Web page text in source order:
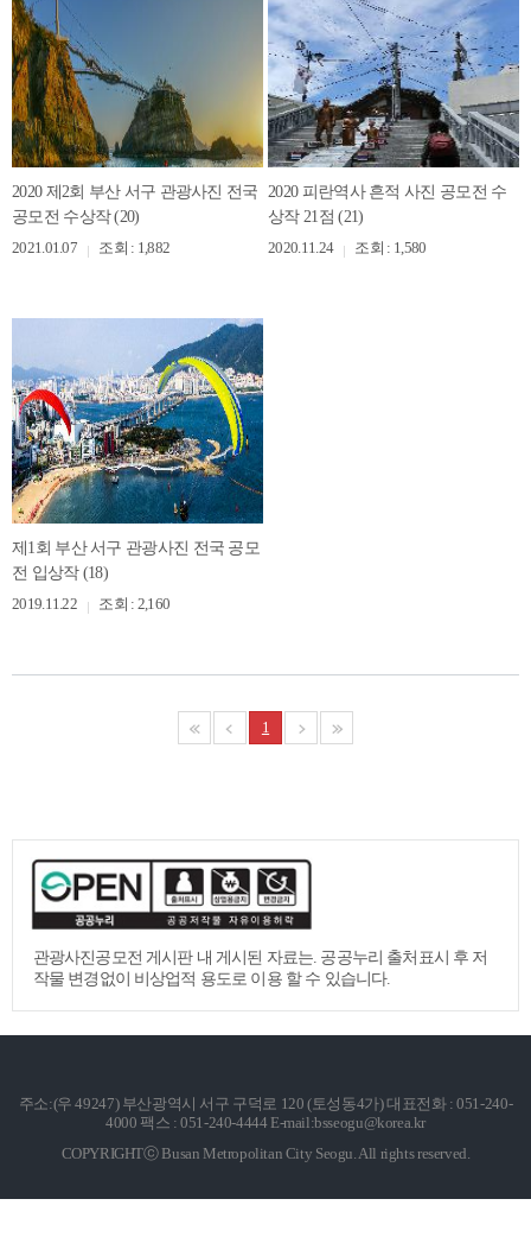
2020 제2회 부산 서구 관광사진 전국
공모전 수상작 (20)
2021.01.07
조회 : 1,882
2020 피란역사 흔적 사진 공모전 수
상작 21점 (21)
2020.11.24
조회 : 1,580
제1회 부산 서구 관광사진 전국 공모
전 입상작 (18)
2019.11.22
조회 : 2,160
1
관광사진공모전 게시판 내 게시된 자료는. 공공누리 출처표시 후 저
작물 변경없이 비상업적 용도로 이용 할 수 있습니다.
주소:(우 49247) 부산광역시 서구 구덕로 120 (토성동4가) 대표전화 : 051-240-
4000 팩스 : 051-240-4444 E-mail:bsseogu@korea.kr
COPYRIGHTⓒ Busan Metropolitan City Seogu. All rights reserved.